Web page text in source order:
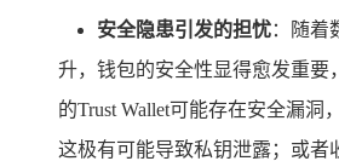
安全隐患引发的担忧：随着
升，钱包的安全性显得愈发重要
的Trust Wallet可能存在安全漏洞
这极有可能导致私钥泄露；或者